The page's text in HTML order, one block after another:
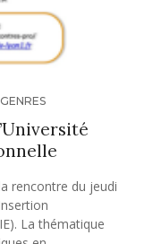
rencontre du jeudi
La thématique